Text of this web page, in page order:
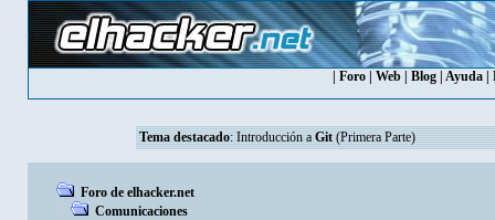
Foro Web Blog Ayuda
Tema destacado: Introducción a Git (Primera Parte)
Foro de elhacker.net
Comunicaciones